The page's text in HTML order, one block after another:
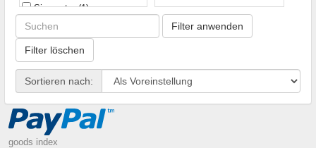
Sinometer(1)
Filter anwenden
Filter löschen
Sortieren nach:
goods index